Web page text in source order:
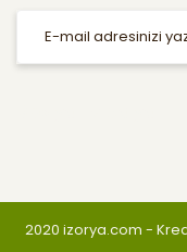
2020 izorya.com -